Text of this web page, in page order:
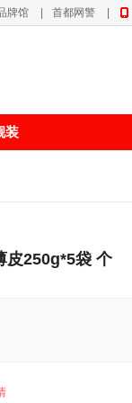
牌馆 首都网警
装
皮250g*5袋 个